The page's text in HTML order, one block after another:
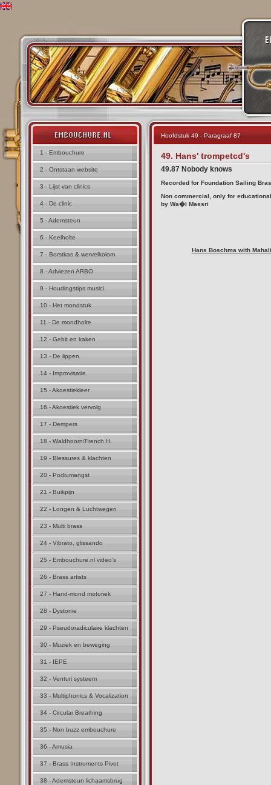
1 - Embouchure
2 - Ontstaan website
3 - Lijst van clinics
4 - De clinic
5 - Ademsteun
6 - Keelholte
7 - Borstkas & wervelkolom
8 - Adviezen ARBO
9 - Houdingstips musici
10 - Het mondstuk
11 - De mondholte
12 - Gebit en kaken
13 - De lippen
14 - Improvisatie
15 - Akoestiekleer
16 - Akoestiek vervolg
17 - Dempers
18 - Waldhoorn/French H.
19 - Blessures & klachten
20 - Podiumangst
21 - Buikpijn
22 - Longen & Luchtwegen
23 - Multi brass
24 - Vibrato, glissando
25 - Embouchure.nl video's
26 - Brass artists
27 - Hand-mond motoriek
28 - Dystonie
29 - Pseudoradiculaire klachten
30 - Muziek en beweging
31 - IEPE
32 - Venturi systeem
33 - Multiphonics & Vocalization
34 - Circular Breathing
35 - Non buzz embouchure
36 - Amusia
37 - Brass Instruments Pivot
38 - Ademsteun lichaamsbrug
Hoofdstuk 49 - Paragraaf 87
49. Hans' trompetcd's
49.87 Nobody knows
Recorded for Foundation Sailing
Non commercial, only for
by Wa�l Massri
Hans Boschma with